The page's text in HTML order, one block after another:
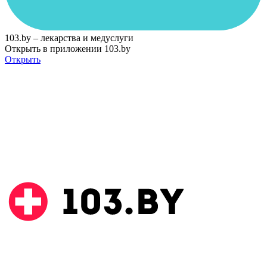
103.by – лекарства и медуслуги
Открыть в приложении 103.by
Открыть